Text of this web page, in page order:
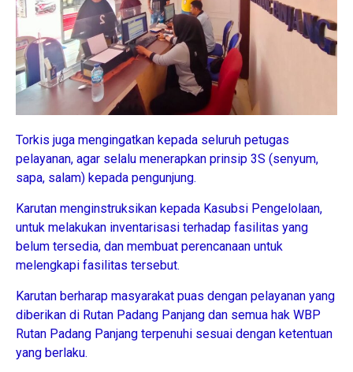
Torkis juga mengingatkan kepada seluruh petugas
pelayanan, agar selalu menerapkan prinsip 3S (senyum,
sapa, salam) kepada pengunjung.
Karutan menginstruksikan kepada Kasubsi Pengelolaan,
untuk melakukan inventarisasi terhadap fasilitas yang
belum tersedia, dan membuat perencanaan untuk
melengkapi fasilitas tersebut.
Karutan berharap masyarakat puas dengan pelayanan yang
diberikan di Rutan Padang Panjang dan semua hak WBP
Rutan Padang Panjang terpenuhi sesuai dengan ketentuan
yang berlaku.